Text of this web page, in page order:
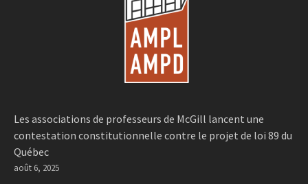
Les associations de professeurs de McGill lancent une
contestation constitutionnelle contre le projet de loi 89 du
Québec
août 6, 2025